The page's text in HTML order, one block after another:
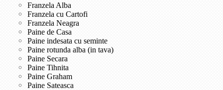
Franzela Alba
Franzela cu Cartofi
Franzela Neagra
Paine de Casa
Paine indesata cu seminte
Paine rotunda alba (in tava)
Paine Secara
Paine Tihnita
Paine Graham
Paine Sateasca